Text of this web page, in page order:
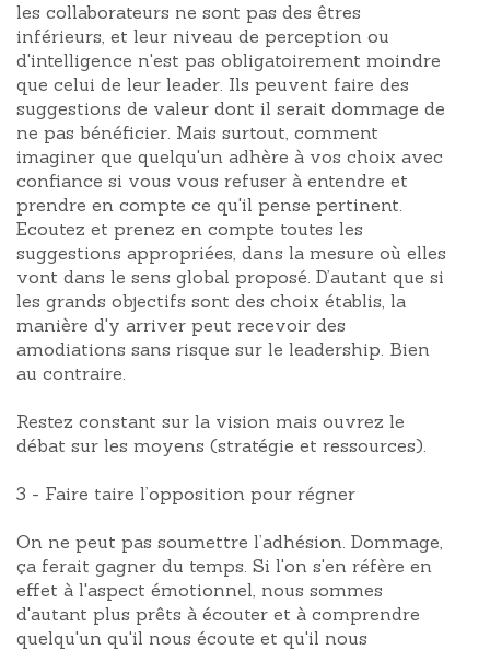
les collaborateurs ne sont pas des êtres
inférieurs, et leur niveau de perception ou
d'intelligence n'est pas obligatoirement moindre
que celui de leur leader. Ils peuvent faire des
suggestions de valeur dont il serait dommage de
ne pas bénéficier. Mais surtout, comment
imaginer que quelqu'un adhère à vos choix avec
confiance si vous vous refuser à entendre et
prendre en compte ce qu'il pense pertinent.
Ecoutez et prenez en compte toutes les
suggestions appropriées, dans la mesure où elles
vont dans le sens global proposé. D’autant que si
les grands objectifs sont des choix établis, la
manière d'y arriver peut recevoir des
amodiations sans risque sur le leadership. Bien
au contraire.
Restez constant sur la vision mais ouvrez le
débat sur les moyens (stratégie et ressources).
3 - Faire taire l’opposition pour régner
On ne peut pas soumettre l’adhésion. Dommage,
ça ferait gagner du temps. Si l'on s'en réfère en
effet à l'aspect émotionnel, nous sommes
d'autant plus prêts à écouter et à comprendre
quelqu'un qu'il nous écoute et qu'il nous